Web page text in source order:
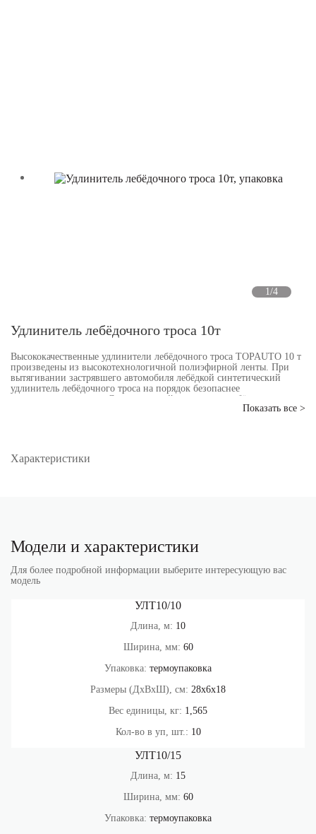
1/4
Удлинитель лебёдочного троса 10т
Высококачественные удлинители лебёдочного троса TOPAUTO 10 т
произведены из высокотехнологичной полиэфирной ленты. При
вытягивании застрявшего автомобиля лебёдкой синтетический
удлинитель лебёдочного троса на порядок безопаснее
металлического троса. Синтетический удлинитель лебёдочного
троса весит на порядок меньше металлического троса. Кроме того,
Показать все >
Характеристики
Модели и характеристики
Для более подробной информации выберите интересующую вас
модель
УЛТ10/10
Длина, м: 10
Ширина, мм: 60
Упаковка: термоупаковка
Размеры (ДхВхШ), см: 28х6х18
Вес единицы, кг: 1,565
Кол-во в уп, шт.: 10
УЛТ10/15
Длина, м: 15
Ширина, мм: 60
Упаковка: термоупаковка